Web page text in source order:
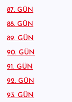
87. GÜN
88. GÜN
89. GÜN
90. GÜN
91. GÜN
92. GÜN
93. GÜN